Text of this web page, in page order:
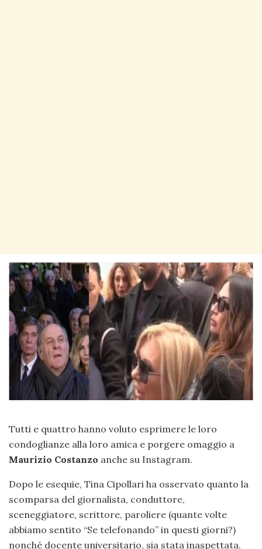
Tutti e quattro hanno voluto esprimere le loro
condoglianze alla loro amica e porgere omaggio a
Maurizio Costanzo anche su Instagram.
Dopo le esequie, Tina Cipollari ha osservato quanto la
scomparsa del giornalista, conduttore,
sceneggiatore, scrittore, paroliere (quante volte
abbiamo sentito “Se telefonando” in questi giorni?)
nonché docente universitario, sia stata inaspettata.